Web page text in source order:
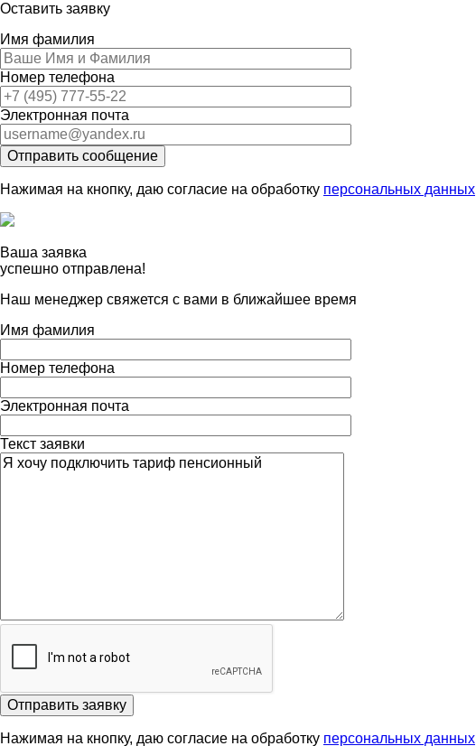
Оставить заявку
Имя фамилия
Номер телефона
Электронная почта
Отправить сообщение
Нажимая на кнопку, даю согласие на обработку персональных данных
Ваша заявка
успешно отправлена!
Наш менеджер свяжется с вами в ближайшее время
Имя фамилия
Номер телефона
Электронная почта
Текст заявки
Отправить заявку
Нажимая на кнопку, даю согласие на обработку персональных данных